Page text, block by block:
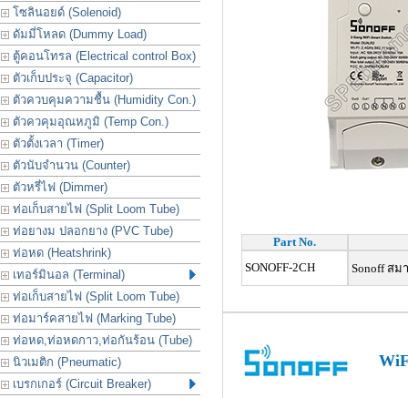
โซลินอยด์ (Solenoid)
ดัมมี่โหลด (Dummy Load)
ตู้คอนโทรล (Electrical control Box)
ตัวเก็บประจุ (Capacitor)
ตัวควบคุมความชื้น (Humidity Con.)
ตัวควคุมอุณหภูมิ (Temp Con.)
ตัวตั้งเวลา (Timer)
ตัวนับจำนวน (Counter)
ตัวหรี่ไฟ (Dimmer)
ท่อเก็บสายไฟ (Split Loom Tube)
ท่อยางม ปลอกยาง (PVC Tube)
ท่อหด (Heatshrink)
เทอร์มินอล (Terminal)
ท่อเก็บสายไฟ (Split Loom Tube)
ท่อมาร์คสายไฟ (Marking Tube)
ท่อหด,ท่อหดกาว,ท่อกันร้อน (Tube)
นิวเมติก (Pneumatic)
เบรกเกอร์ (Circuit Breaker)
Part No.
SONOFF-2CH
Sonoff สม